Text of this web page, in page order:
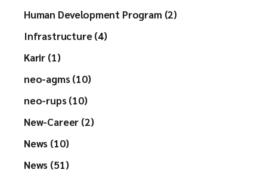
Human Development Program (2)
Infrastructure (4)
Karir (1)
neo-agms (10)
neo-rups (10)
New-Career (2)
News (10)
News (51)